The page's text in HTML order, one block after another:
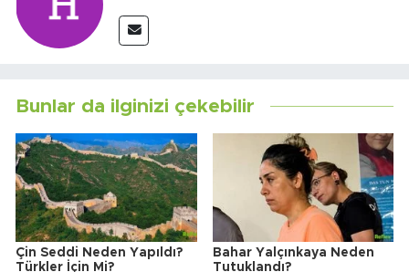
Bunlar da ilginizi çekebilir
Çin Seddi Neden Yapıldı?
Türkler İçin Mi?
Bahar Yalçınkaya Neden
Tutuklandı?